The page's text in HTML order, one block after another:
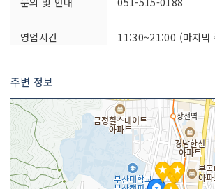
영업시간 11:30~21:00 (마지막
예약안내 전화 예약 문의 (051-
쉬는날 매주 일요일
금연/흡연 여부 모두 금연석
주변 정보